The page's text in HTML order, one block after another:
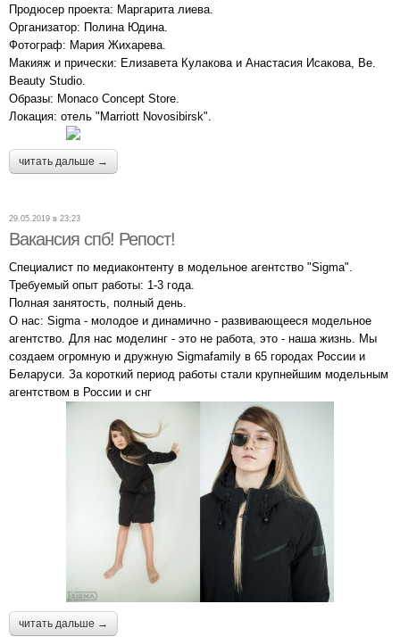
Продюсер проекта: Маргарита лиева.
Организатор: Полина Юдина.
Фотограф: Мария Жихарева.
Макияж и прически: Елизавета Кулакова и Анастасия Исакова, Be.
Beauty Studio.
Образы: Monaco Concept Store.
Локация: отель "Marriott Novosibirsk".
читать дальше →
29.05.2019 в 23:23
Вакансия спб! Репост!
Специалист по медиаконтенту в модельное агентство "Sigma".
Требуемый опыт работы: 1-3 года.
Полная занятость, полный день.
О нас: Sigma - молодое и динамично - развивающееся модельное
агентство. Для нас моделинг - это не работа, это - наша жизнь. Мы
создаем огромную и дружную Sigmafamily в 65 городах России и
Беларуси. За короткий период работы стали крупнейшим модельным
агентством в России и снг
читать дальше →